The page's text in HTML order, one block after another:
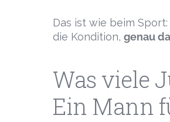
Das ist wie beim
die Kondition, genau
Was viele
Ein Mann